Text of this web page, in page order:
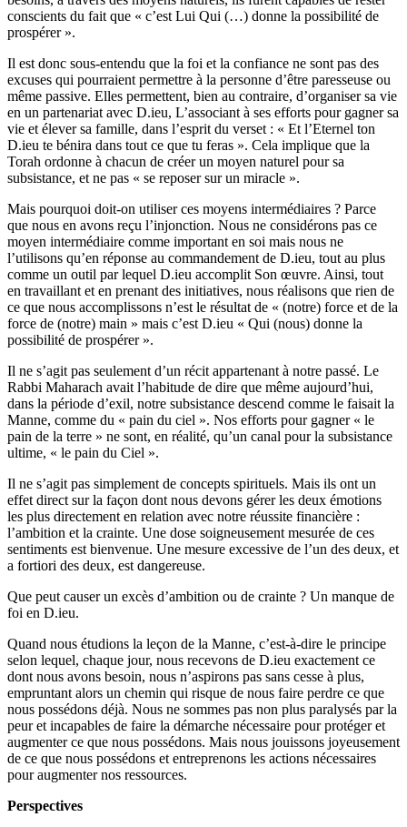
conscients du fait que « c’est Lui Qui (…) donne la possibilité de
prospérer ».
Il est donc sous-entendu que la foi et la confiance ne sont pas des
excuses qui pourraient permettre à la personne d’être paresseuse ou
même passive. Elles permettent, bien au contraire, d’organiser sa vie
en un partenariat avec D.ieu, L’associant à ses efforts pour gagner sa
vie et élever sa famille, dans l’esprit du verset : « Et l’Eternel ton
D.ieu te bénira dans tout ce que tu feras ». Cela implique que la
Torah ordonne à chacun de créer un moyen naturel pour sa
subsistance, et ne pas « se reposer sur un miracle ».
Mais pourquoi doit-on utiliser ces moyens intermédiaires ? Parce
que nous en avons reçu l’injonction. Nous ne considérons pas ce
moyen intermédiaire comme important en soi mais nous ne
l’utilisons qu’en réponse au commandement de D.ieu, tout au plus
comme un outil par lequel D.ieu accomplit Son œuvre. Ainsi, tout
en travaillant et en prenant des initiatives, nous réalisons que rien de
ce que nous accomplissons n’est le résultat de « (notre) force et de la
force de (notre) main » mais c’est D.ieu « Qui (nous) donne la
possibilité de prospérer ».
Il ne s’agit pas seulement d’un récit appartenant à notre passé. Le
Rabbi Maharach avait l’habitude de dire que même aujourd’hui,
dans la période d’exil, notre subsistance descend comme le faisait la
Manne, comme du « pain du ciel ». Nos efforts pour gagner « le
pain de la terre » ne sont, en réalité, qu’un canal pour la subsistance
ultime, « le pain du Ciel ».
Il ne s’agit pas simplement de concepts spirituels. Mais ils ont un
effet direct sur la façon dont nous devons gérer les deux émotions
les plus directement en relation avec notre réussite financière :
l’ambition et la crainte. Une dose soigneusement mesurée de ces
sentiments est bienvenue. Une mesure excessive de l’un des deux, et
a fortiori des deux, est dangereuse.
Que peut causer un excès d’ambition ou de crainte ? Un manque de
foi en D.ieu.
Quand nous étudions la leçon de la Manne, c’est-à-dire le principe
selon lequel, chaque jour, nous recevons de D.ieu exactement ce
dont nous avons besoin, nous n’aspirons pas sans cesse à plus,
empruntant alors un chemin qui risque de nous faire perdre ce que
nous possédons déjà. Nous ne sommes pas non plus paralysés par la
peur et incapables de faire la démarche nécessaire pour protéger et
augmenter ce que nous possédons. Mais nous jouissons joyeusement
de ce que nous possédons et entreprenons les actions nécessaires
pour augmenter nos ressources.
Perspectives